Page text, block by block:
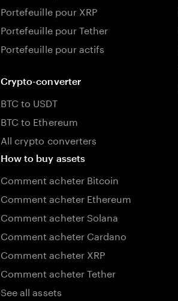
Portefeuille pour XRP
Portefeuille pour Tether
Portefeuille pour actifs
Crypto-converter
BTC to USDT
BTC to Ethereum
All crypto converters
How to buy assets
Comment acheter Bitcoin
Comment acheter Ethereum
Comment acheter Solana
Comment acheter Cardano
Comment acheter XRP
Comment acheter Tether
See all assets